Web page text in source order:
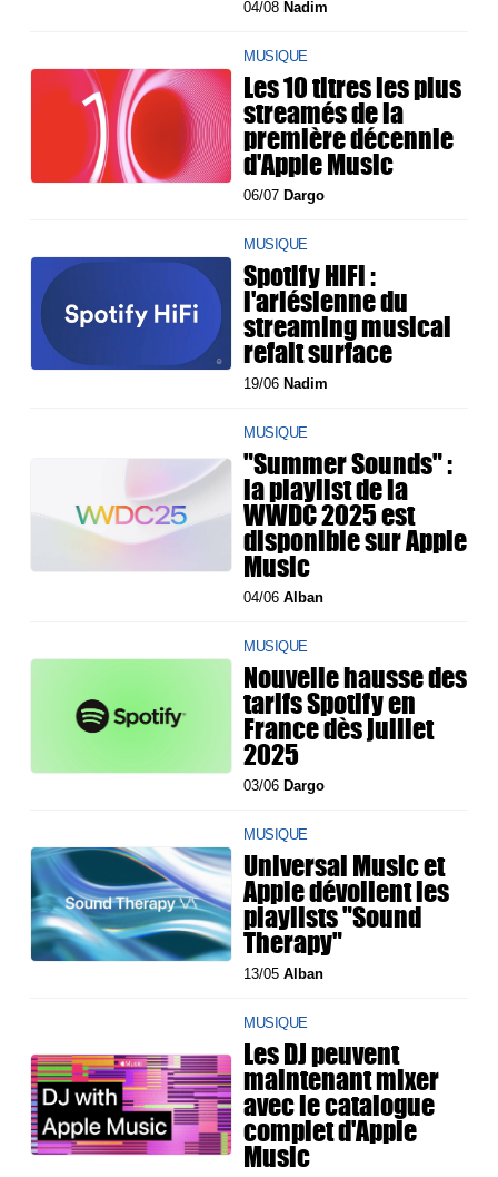
04/08 Nadim
MUSIQUE
Les 10 titres les plus
streamés de la
première décennie
d'Apple Music
06/07 Dargo
MUSIQUE
Spotify HiFi :
l'arlésienne du
streaming musical
refait surface
19/06 Nadim
MUSIQUE
"Summer Sounds" :
la playlist de la
WWDC 2025 est
disponible sur Apple
Music
04/06Alban
MUSIQUE
Nouvelle hausse des
tarifs Spotify en
France dès juillet
2025
03/06 Dargo
MUSIQUE
Universal Music et
Apple dévoilent les
playlists "Sound
Therapy"
13/05Alban
MUSIQUE
Les DJ peuvent
maintenant mixer
avec le catalogue
complet d'Apple
Music